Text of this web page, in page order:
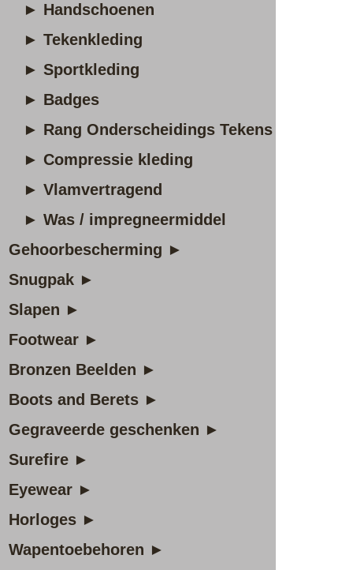
► Handschoenen
► Tekenkleding
► Sportkleding
► Badges
► Rang Onderscheidings Tekens
► Compressie kleding
► Vlamvertragend
► Was / impregneermiddel
Gehoorbescherming ►
Snugpak ►
Slapen ►
Footwear ►
Bronzen Beelden ►
Boots and Berets ►
Gegraveerde geschenken ►
Surefire ►
Eyewear ►
Horloges ►
Wapentoebehoren ►